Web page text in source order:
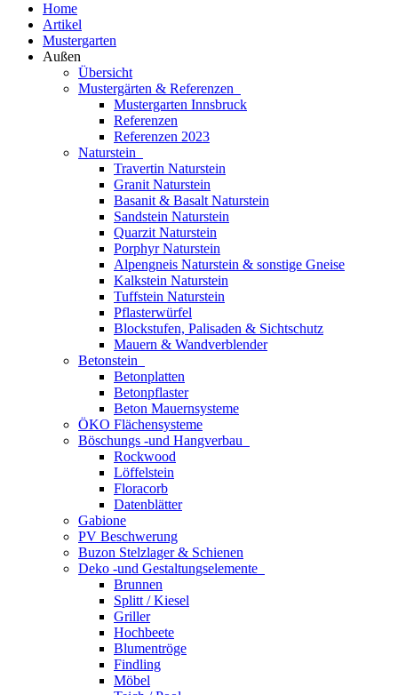
Home
Artikel
Mustergarten
Außen
Übersicht
Mustergärten & Referenzen
Mustergarten Innsbruck
Referenzen
Referenzen 2023
Naturstein
Travertin Naturstein
Granit Naturstein
Basanit & Basalt Naturstein
Sandstein Naturstein
Quarzit Naturstein
Porphyr Naturstein
Alpengneis Naturstein & sonstige Gneise
Kalkstein Naturstein
Tuffstein Naturstein
Pflasterwürfel
Blockstufen, Palisaden & Sichtschutz
Mauern & Wandverblender
Betonstein
Betonplatten
Betonpflaster
Beton Mauernsysteme
ÖKO Flächensysteme
Böschungs -und Hangverbau
Rockwood
Löffelstein
Floracorb
Datenblätter
Gabione
PV Beschwerung
Buzon Stelzlager & Schienen
Deko -und Gestaltungselemente
Brunnen
Splitt / Kiesel
Griller
Hochbeete
Blumentröge
Findling
Möbel